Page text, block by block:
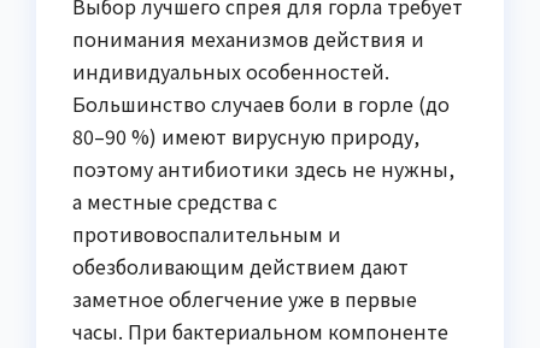
Выбор лучшего спрея для горла требует
понимания механизмов действия и
индивидуальных особенностей.
Большинство случаев боли в горле (до
80–90 %) имеют вирусную природу,
поэтому антибиотики здесь не нужны,
а местные средства с
противовоспалительным и
обезболивающим действием дают
заметное облегчение уже в первые
часы. При бактериальном компоненте